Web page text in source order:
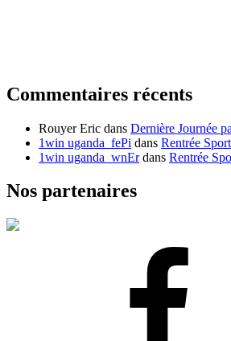
Commentaires récents
Rouyer Eric dans Dernière Journée
1win uganda_fePi dans Rentrée
1win uganda_wnErdans Rentrée
Nos partenaires